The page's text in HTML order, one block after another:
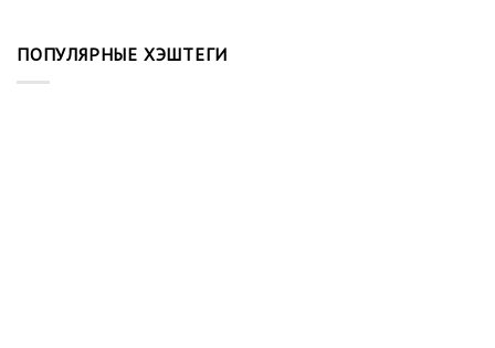
ПОПУЛЯРНЫЕ ХЭШТЕГИ